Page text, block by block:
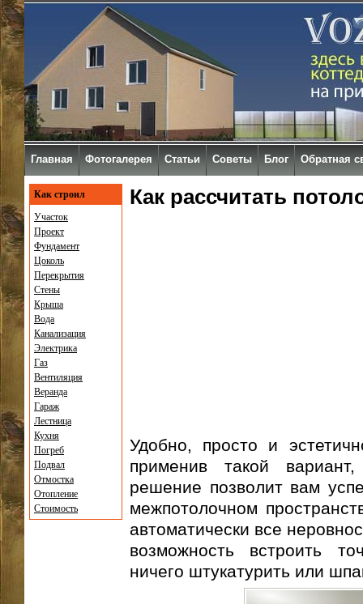
Как рассчитать
Удобно, просто и
применив такой
решение позволит вам
межпотолочном
автоматически все
возможность встроить
ничего штукатурить или
Как строил
Участок
Проект
Фундамент
Цоколь
Перекрытия
Стены
Крыша
Вода
Канализация
Электрика
Газ
Вентиляция
Веранда
Гараж
Лестница
Кухня
Погреб
Подвал
Отмостка
Отопление
Стоимость
Главная Фотогалерея Статьи Советы Блог Обратная